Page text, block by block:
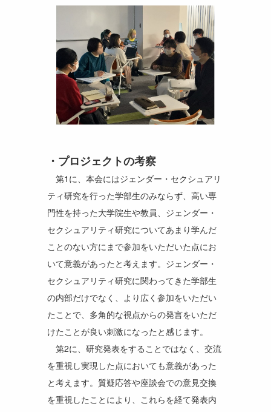
プロジェクトの考察
第1に、本会にはジェンダー・セクシュアリ
ティ研究を行った学部生のみならず、高い専
門性を持った大学院生や教員、ジェンダー・
セクシュアリティ研究についてあまり学んだ
ことのない方にまで参加をいただいた点にお
いて意義があったと考えます。ジェンダー・
セクシュアリティ研究に関わってきた学部生
の内部だけでなく、より広く参加をいただい
たことで、多角的な視点からの発言をいただ
けたことが良い刺激になったと感じます。
第2に、研究発表をすることではなく、交流
を重視し実現した点においても意義があった
と考えます。質疑応答や座談会での意見交換
を重視したことにより、これらを経て発表内